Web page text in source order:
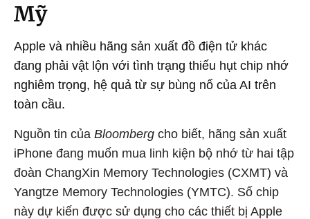
Mỹ
Apple và nhiều hãng sản xuất đồ điện tử khác
đang phải vật lộn với tình trạng thiếu hụt chip nhớ
nghiêm trọng, hệ quả từ sự bùng nổ của AI trên
toàn cầu.
Nguồn tin của Bloomberg cho biết, hãng sản xuất
iPhone đang muốn mua linh kiện bộ nhớ từ hai tập
đoàn ChangXin Memory Technologies (CXMT) và
Yangtze Memory Technologies (YMTC). Số chip
này dự kiến được sử dụng cho các thiết bị Apple